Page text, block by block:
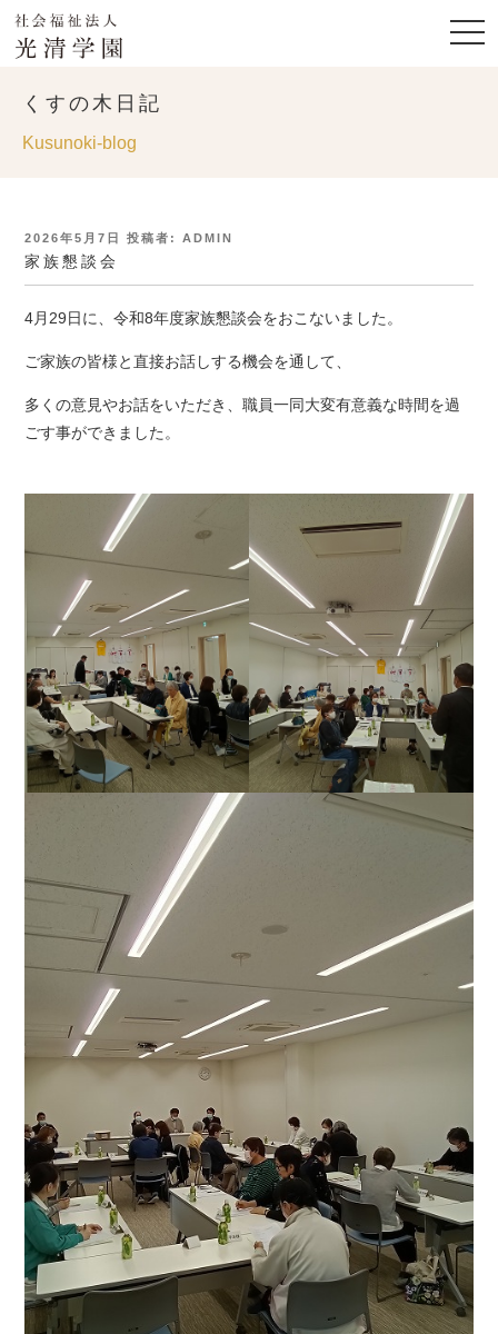
くすの木日記
Kusunoki-blog
投
稿
日:
2026年5月7日 投稿者:ADMIN
家族懇談会
4月29日に、令和8年度家族懇談会をおこないました。
ご家族の皆様と直接お話しする機会を通して、
多くの意見やお話をいただき、職員一同大変有意義な時間を過
ごす事ができました。